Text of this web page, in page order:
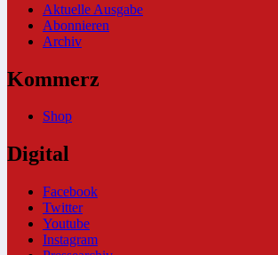
Aktuelle Ausgabe
Abonnieren
Archiv
Kommerz
Shop
Digital
Facebook
Twitter
Youtube
Instagram